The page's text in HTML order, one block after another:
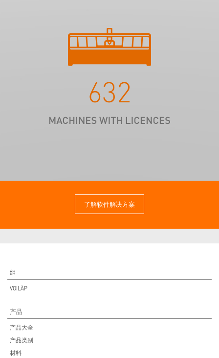
了解软件解决方案
组
VOILÀP
产品
产品大全
产品类别
材料